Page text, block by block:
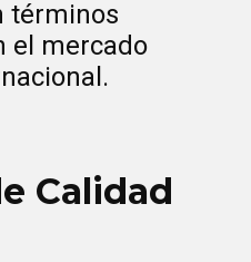
términos
el mercado
Calidad